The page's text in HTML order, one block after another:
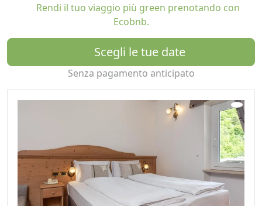
Rendi il tuo viaggio più green prenotando con
Ecobnb.
Scegli le tue date
Senza pagamento anticipato